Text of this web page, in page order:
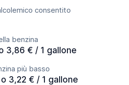
consentito
benzina
3,86 € / 1 gallone
più basso
3,22 € / 1 gallone